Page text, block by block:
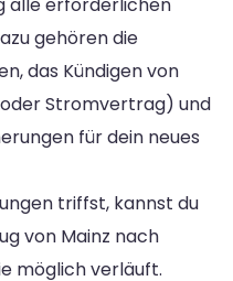
gehören die
das Kündigen von
Stromvertrag) und
für dein neues
triffst, kannst du
von Mainz nach
möglich verläuft.